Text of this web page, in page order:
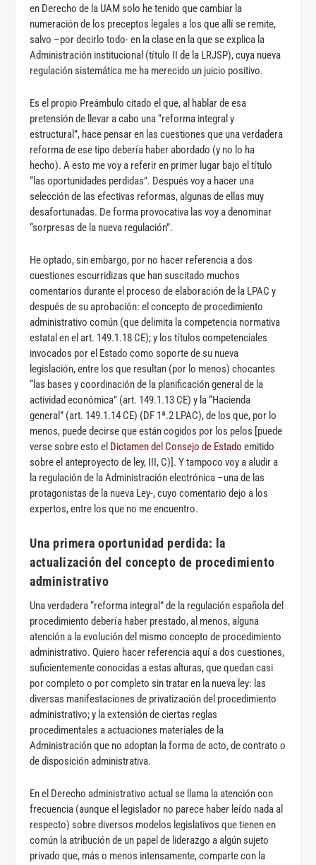
en Derecho de la UAM solo he tenido que cambiar la
numeración de los preceptos legales a los que allí se remite,
salvo –por decirlo todo- en la clase en la que se explica la
Administración institucional (título II de la LRJSP), cuya nueva
regulación sistemática me ha merecido un juicio positivo.
Es el propio Preámbulo citado el que, al hablar de esa
pretensión de llevar a cabo una “reforma integral y
estructural”, hace pensar en las cuestiones que una verdadera
reforma de ese tipo debería haber abordado (y no lo ha
hecho). A esto me voy a referir en primer lugar bajo el título
“las oportunidades perdidas”. Después voy a hacer una
selección de las efectivas reformas, algunas de ellas muy
desafortunadas. De forma provocativa las voy a denominar
“sorpresas de la nueva regulación”.
He optado, sin embargo, por no hacer referencia a dos
cuestiones escurridizas que han suscitado muchos
comentarios durante el proceso de elaboración de la LPAC y
después de su aprobación: el concepto de procedimiento
administrativo común (que delimita la competencia normativa
estatal en el art. 149.1.18 CE); y los títulos competenciales
invocados por el Estado como soporte de su nueva
legislación, entre los que resultan (por lo menos) chocantes
“las bases y coordinación de la planificación general de la
actividad económica” (art. 149.1.13 CE) y la “Hacienda
general” (art. 149.1.14 CE) (DF 1ª.2 LPAC), de los que, por lo
menos, puede decirse que están cogidos por los pelos [puede
verse sobre esto el Dictamen del Consejo de Estado emitido
sobre el anteproyecto de ley, III, C)]. Y tampoco voy a aludir a
la regulación de la Administración electrónica –una de las
protagonistas de la nueva Ley-, cuyo comentario dejo a los
expertos, entre los que no me encuentro.
Una primera oportunidad perdida: la
actualización del concepto de procedimiento
administrativo
Una verdadera “reforma integral” de la regulación española del
procedimiento debería haber prestado, al menos, alguna
atención a la evolución del mismo concepto de procedimiento
administrativo. Quiero hacer referencia aquí a dos cuestiones,
suficientemente conocidas a estas alturas, que quedan casi
por completo o por completo sin tratar en la nueva ley: las
diversas manifestaciones de privatización del procedimiento
administrativo; y la extensión de ciertas reglas
procedimentales a actuaciones materiales de la
Administración que no adoptan la forma de acto, de contrato o
de disposición administrativa.
En el Derecho administrativo actual se llama la atención con
frecuencia (aunque el legislador no parece haber leído nada al
respecto) sobre diversos modelos legislativos que tienen en
común la atribución de un papel de liderazgo a algún sujeto
privado que, más o menos intensamente, comparte con la